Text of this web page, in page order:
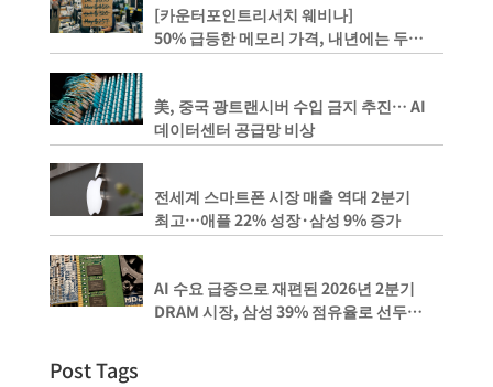
[카운터포인트리서치 웨비나]
50% 급등한 메모리 가격, 내년에는 두
배까지 상승하나?
美, 중국 광트랜시버 수입 금지 추진… AI
데이터센터 공급망 비상
전세계 스마트폰 시장 매출 역대 2분기
최고…애플 22% 성장·삼성 9% 증가
AI 수요 급증으로 재편된 2026년 2분기
DRAM 시장, 삼성 39% 점유율로 선두
Post Tags